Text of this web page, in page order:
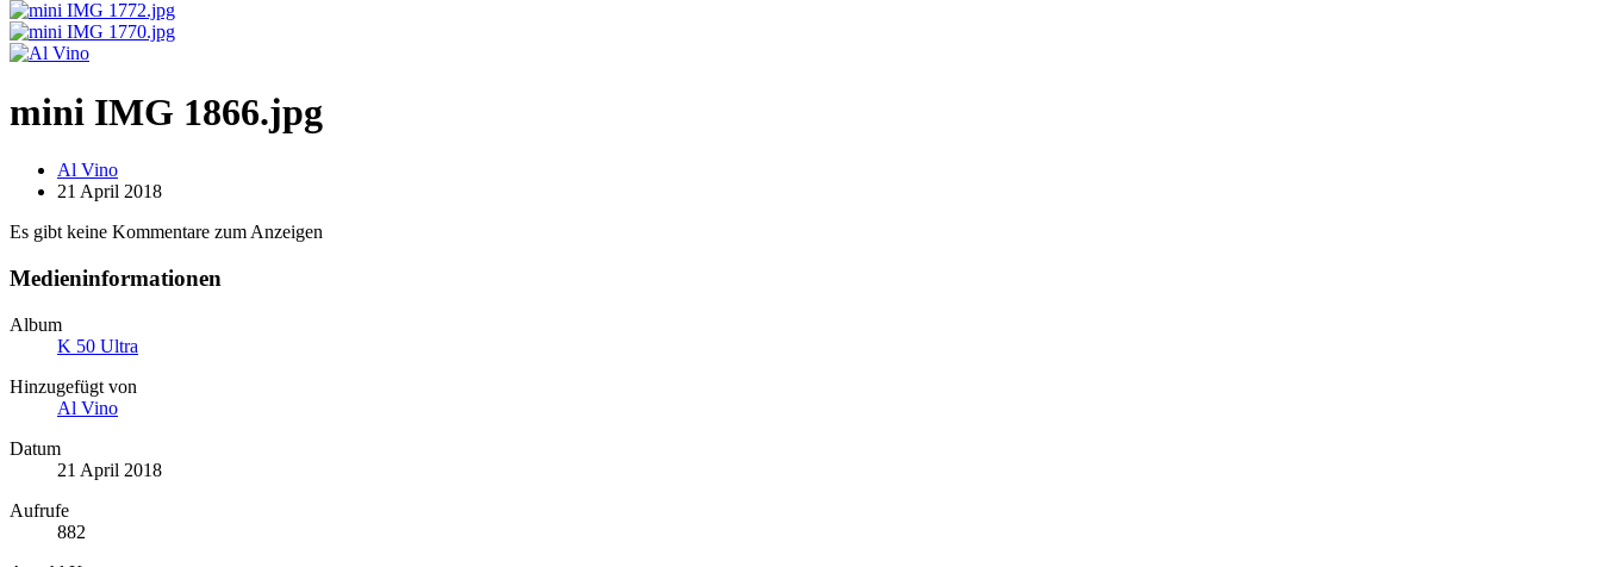
mini IMG 1866.jpg
Al Vino
21 April 2018
Es gibt keine Kommentare zum Anzeigen
Medieninformationen
Album
K 50 Ultra
Hinzugefügt von
Al Vino
Datum
21 April 2018
Aufrufe
882